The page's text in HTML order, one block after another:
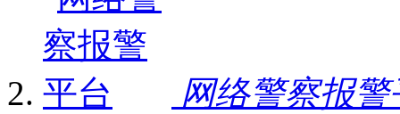
网络警察报警